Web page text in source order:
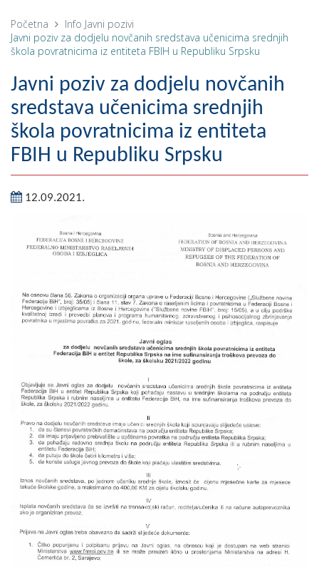
O OPŠTINI
Istorija
Geografija
Naseljena mjesta
Zanimljivosti
Fotogalerija
O Načelniku
Izvještaj o radu načelnika
SKUPŠTINA
Statut Opštine
Skupštinsko vijeće opštine jezero
Sastav Skupštine
Službeni Glasnici
OPŠTINSKA UPRAVA
INFO
Vijesti
Početna Info Javni pozivi
Javni poziv za dodjelu novčanih sredstava učenicima srednjih
škola povratnicima iz entiteta FBIH u Republiku Srpsku
Javni poziv za dodjelu novčanih
sredstava učenicima srednjih
škola povratnicima iz entiteta
FBIH u Republiku Srpsku
12.09.2021.